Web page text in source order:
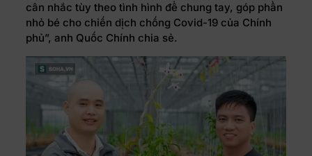
cân nhắc tùy theo tình hình để chung tay, góp phần
nhỏ bé cho chiến dịch chống Covid-19 của Chính
phủ”, anh Quốc Chính chia sẻ.